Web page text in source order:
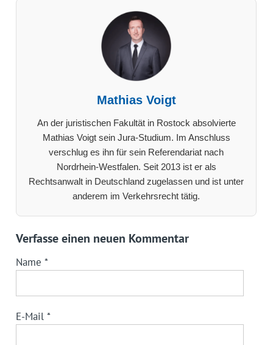
Mathias Voigt
An der juristischen Fakultät in Rostock absolvierte
Mathias Voigt sein Jura-Studium. Im Anschluss
verschlug es ihn für sein Referendariat nach
Nordrhein-Westfalen. Seit 2013 ist er als
Rechtsanwalt in Deutschland zugelassen und ist unter
anderem im Verkehrsrecht tätig.
Verfasse einen neuen Kommentar
Name *
E-Mail *